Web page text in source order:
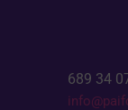
689 34